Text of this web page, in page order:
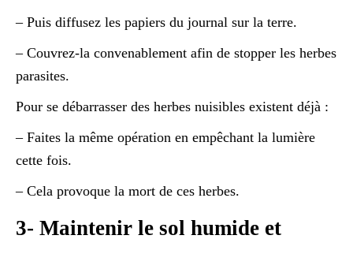
– Puis diffusez les papiers du journal sur la terre.
– Couvrez-la convenablement afin de stopper les herbes
parasites.
Pour se débarrasser des herbes nuisibles existent déjà :
– Faites la même opération en empêchant la lumière
cette fois.
– Cela provoque la mort de ces herbes.
3- Maintenir le sol humide et